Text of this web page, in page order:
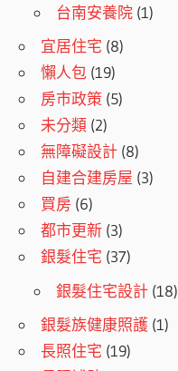
台南安養院 (1)
宜居住宅 (8)
懶人包 (19)
房市政策 (5)
未分類 (2)
無障礙設計 (8)
自建合建房屋 (3)
買房 (6)
都市更新 (3)
銀髮住宅 (37)
銀髮住宅設計 (18)
銀髮族健康照護 (1)
長照住宅 (19)